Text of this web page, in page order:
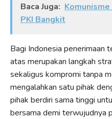
Baca Juga:
PKI Bangkit
Bagi Indonesia penerimaan
atas merupakan langkah
sekaligus kompromi tanpa
mengalahkan satu pihak
pihak berdiri sama tinggi
bersama demi terwujudnya